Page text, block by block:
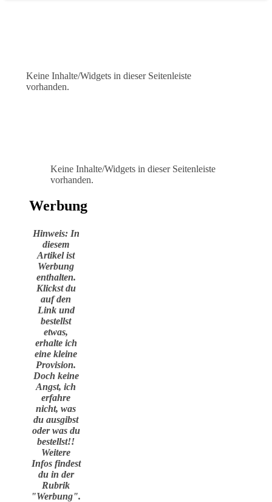
Keine Inhalte/Widgets in dieser Seitenleiste
vorhanden.
Keine Inhalte/Widgets in dieser Seitenleiste
vorhanden.
Werbung
Hinweis: In
diesem
Artikel ist
Werbung
enthalten.
Klickst du
auf den
Link und
bestellst
etwas,
erhalte ich
eine kleine
Provision.
Doch keine
Angst, ich
erfahre
nicht, was
du ausgibst
oder was du
bestellst!!
Weitere
Infos findest
du in der
Rubrik
"Werbung".